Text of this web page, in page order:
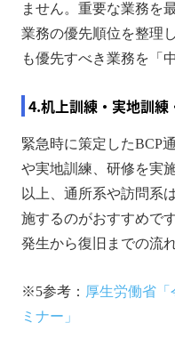
ません。重要な業務を
業務の優先順位を整理
も優先すべき業務を「
4.机上訓練・実地訓練
緊急時に策定したBCP
や実地訓練、研修を実
以上、通所系や訪問系
施するのがおすすめで
発生から復旧までの流
※5参考： 厚生労働省「
ミナー」